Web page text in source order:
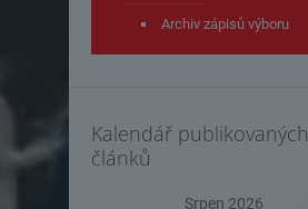
Archiv zápisů výboru
Kalendář publikovaných
článků
Srpen 2026